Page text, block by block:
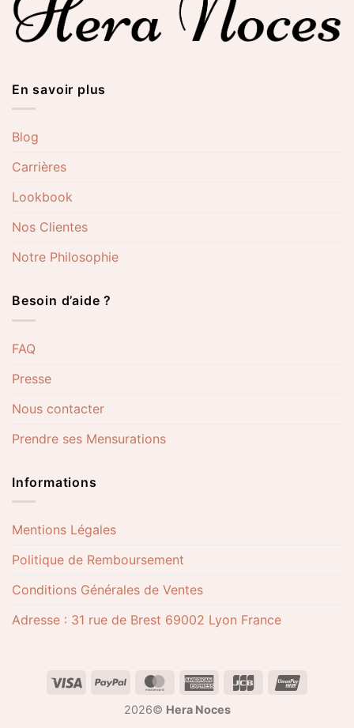
En savoir plus
Blog
Carrières
Lookbook
Nos Clientes
Notre Philosophie
Besoin d’aide ?
FAQ
Presse
Nous contacter
Prendre ses Mensurations
Informations
Mentions Légales
Politique de Remboursement
Conditions Générales de Ventes
Adresse : 31 rue de Brest 69002 Lyon France
2026© Hera Noces